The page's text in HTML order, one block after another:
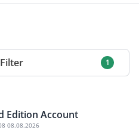
Filter 1
Edition Account
08.08.2026